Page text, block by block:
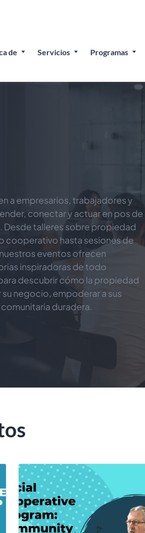
de Servicios Programas
a empresarios, trabajadores y
conectar y actuar en pos de
Desde talleres sobre propiedad
cooperativo hasta sesiones de
eventos ofrecen
inspiradoras de todo
descubrir cómo la propiedad
negocio, empoderar a sus
duradera.